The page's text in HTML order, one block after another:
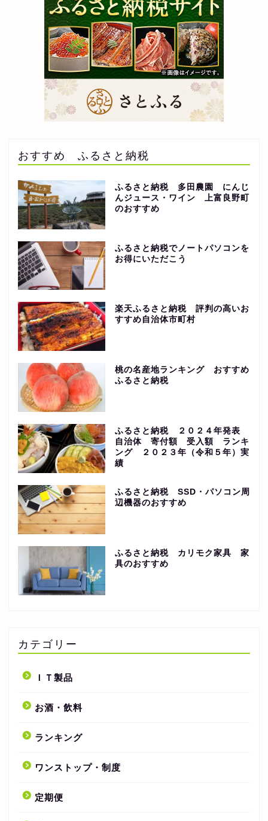
おすすめ ふるさと納税
ふるさと納税 多田農園 にんじ
んジュース・ワイン 上富良野町
のおすすめ
ふるさと納税でノートパソコンを
お得にいただこう
楽天ふるさと納税 評判の高いお
すすめ自治体市町村
桃の名産地ランキング おすすめ
ふるさと納税
ふるさと納税 ２０２４年発表
自治体 寄付額 受入額 ランキ
ング ２０２３年（令和５年）実
績
ふるさと納税 SSD・パソコン周
辺機器のおすすめ
ふるさと納税 カリモク家具 家
具のおすすめ
カテゴリー
ＩＴ製品
お酒・飲料
ランキング
ワンストップ・制度
定期便